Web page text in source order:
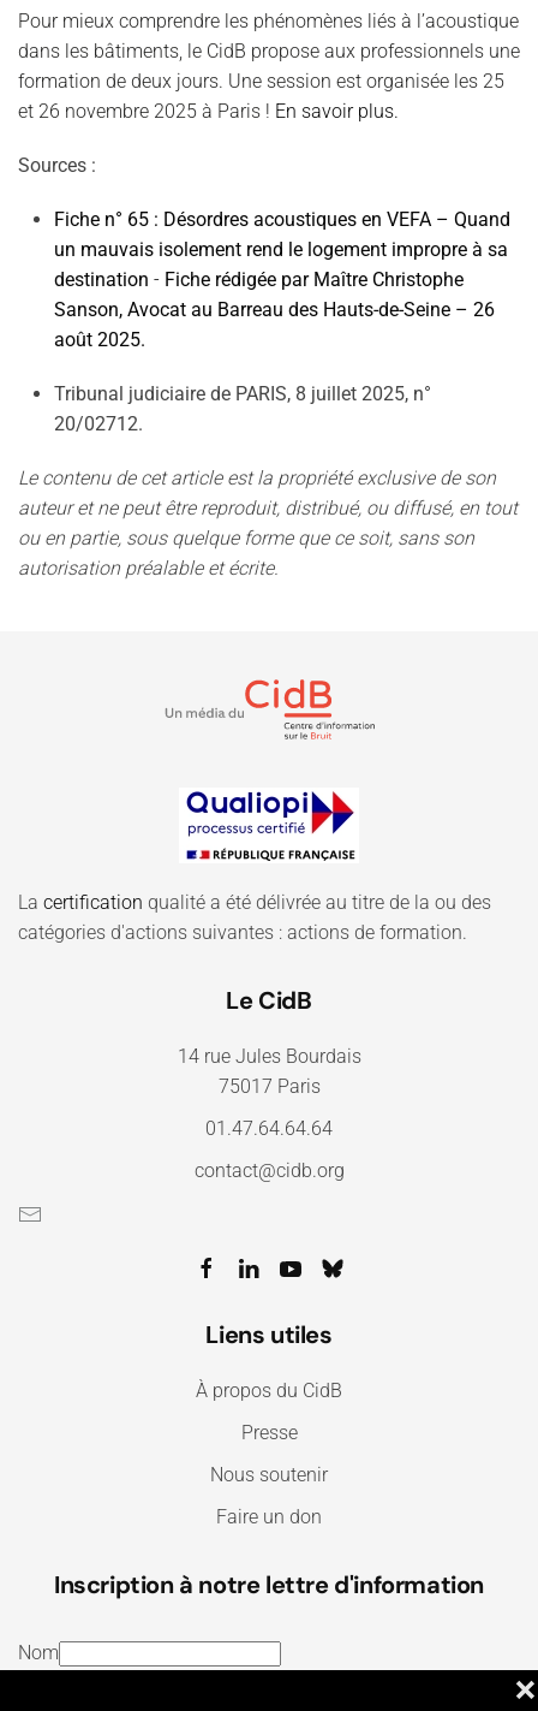
❌
Pour mieux comprendre les phénomènes liés à l’acoustique
dans les bâtiments, le CidB propose aux professionnels une
formation de deux jours. Une session est organisée les 25
et 26 novembre 2025 à Paris ! En savoir plus.
Sources :
Fiche n° 65 : Désordres acoustiques en VEFA – Quand
un mauvais isolement rend le logement impropre à sa
destination - Fiche rédigée par Maître Christophe
Sanson, Avocat au Barreau des Hauts-de-Seine – 26
août 2025.
Tribunal judiciaire de PARIS, 8 juillet 2025, n°
20/02712.
Le contenu de cet article est la propriété exclusive de son
auteur et ne peut être reproduit, distribué, ou diffusé, en tout
ou en partie, sous quelque forme que ce soit, sans son
autorisation préalable et écrite.
La certification qualité a été délivrée au titre de la ou des
catégories d'actions suivantes : actions de formation.
Le CidB
14 rue Jules Bourdais
75017 Paris
01.47.64.64.64
contact@cidb.org
Liens utiles
À propos du CidB
Presse
Nous soutenir
Faire un don
Inscription à notre lettre d'information
Nom